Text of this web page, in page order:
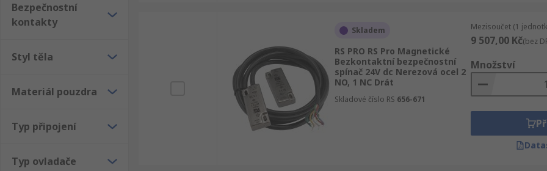
Bezpečnostní
kontakty
Styl těla
Materiál pouzdra
Typ připojení
Typ ovladače
Skladem
RS PRO RS Pro Magnetické
Bezkontaktní bezpečnostní
spínač 24V dc Nerezová ocel 2
NO, 1 NC Drát
Skladové číslo RS 656-671
Mezisoučet (1
9 507,00 Kč(bez
Množství